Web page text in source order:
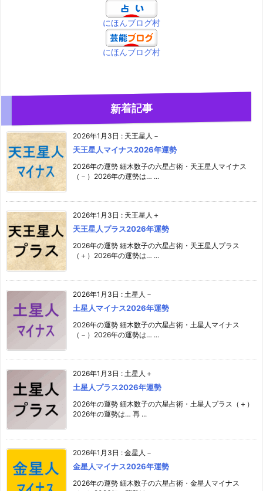
にほんブログ村
にほんブログ村
新着記事
2026年1月3日 : 天王星人－
天王星人マイナス2026年運勢
2026年の運勢 細木数子の六星占術・天王星人マイナス
（－）2026年の運勢は… ...
2026年1月3日 : 天王星人＋
天王星人プラス2026年運勢
2026年の運勢 細木数子の六星占術・天王星人プラス
（＋）2026年の運勢は… ...
2026年1月3日 : 土星人－
土星人マイナス2026年運勢
2026年の運勢 細木数子の六星占術・土星人マイナス
（－）2026年の運勢は… ...
2026年1月3日 : 土星人＋
土星人プラス2026年運勢
2026年の運勢 細木数子の六星占術・土星人プラス（＋）
2026年の運勢は… 再 ...
2026年1月3日 : 金星人－
金星人マイナス2026年運勢
2026年の運勢 細木数子の六星占術・金星人マイナス